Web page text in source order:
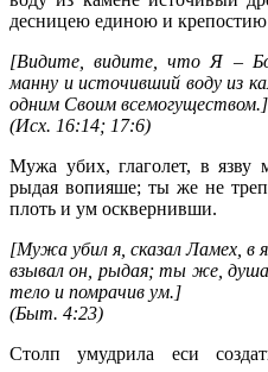
десницею единою и
[Видите, видите, что Я –
манну и источивший воду из
одним Своим всемогуществом.]
(Исх. 16:14; 17:6)
Мужа убих, глаголет, в
рыдая вопияше; ты же не
плоть и ум осквернивши.
[Мужа убил я, сказал Ламех, в
взывал он, рыдая; ты же,
тело и помрачив ум.]
(Быт. 4:23)
Столп умудрила еси